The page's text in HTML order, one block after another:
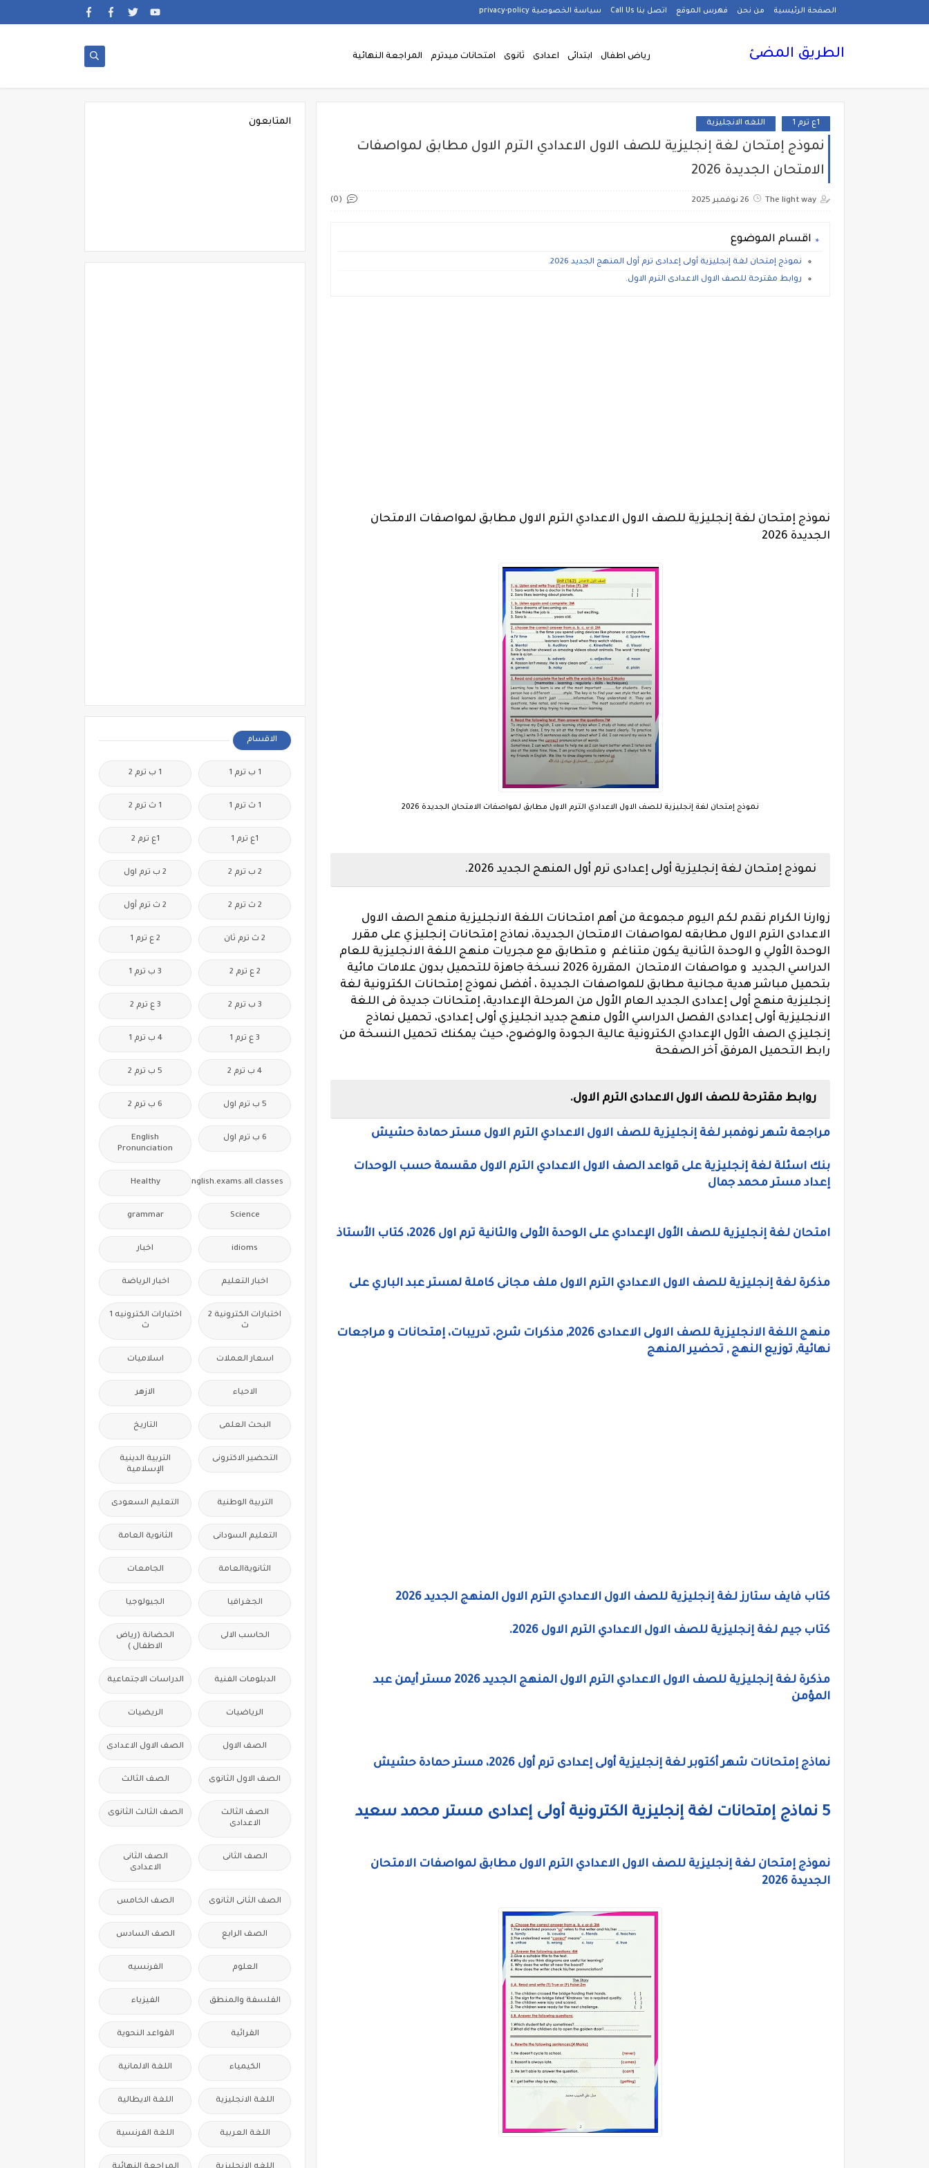
الصفحة الرئيسية من نحن فهرس الموقع اتصل بنا Call Us سياسة الخصوصية privacy-policy
الطريق المضئ رياض اطفال ابتدائى اعدادى ثانوى امتحانات ميدترم المراجعة النهائية
1ع ترم 1 اللغه الانجليزية
نموذج إمتحان لغة إنجليزية للصف الاول الاعدادي الترم الاول مطابق لمواصفات
الامتحان الجديدة 2026
The light way 26 نوفمبر 2025 (0)
اقسام الموضوع
نموذج إمتحان لغة إنجليزية أولى إعدادى ترم أول المنهج الجديد 2026.
روابط مقترحة للصف الاول الاعدادى الترم الاول.
نموذج إمتحان لغة إنجليزية للصف الاول الاعدادي الترم الاول مطابق لمواصفات الامتحان
الجديدة 2026
نموذج إمتحان لغة إنجليزية للصف الاول الاعدادي الترم الاول مطابق لمواصفات الامتحان الجديدة 2026
نموذج إمتحان لغة إنجليزية أولى إعدادى ترم أول المنهج الجديد 2026.
زوارنا الكرام نقدم لكم اليوم مجموعة من أهم امتحانات اللغة الانجليزية منهج الصف الاول
الاعدادى الترم الاول مطابقه لمواصفات الامتحان الجديدة، نماذج إمتحانات إنجليزي على مقرر
الوحدة الأولي و الوحدة الثانية يكون متناغم و متطابق مع مجريات منهج اللغة الانجليزية للعام
الدراسي الجديد و مواصفات الامتحان المقررة 2026 نسخة جاهزة للتحميل بدون علامات مائية
بتحميل مباشر هدية مجانية مطابق للمواصفات الجديدة ، أفضل نموذج إمتحانات الكترونية لغة
إنجليزية منهج أولى إعدادى الجديد العام الأول من المرحلة الإعدادية، إمتحانات جديدة فى اللغة
الانجليزية أولى إعدادى الفصل الدراسي الأول منهج جديد انجليزي أولى إعدادى، تحميل نماذج
إنجليزي الصف الأول الإعدادي الكترونية عالية الجودة والوضوح، حيث يمكنك تحميل النسخة من
رابط التحميل المرفق آخر الصفحة
روابط مقترحة للصف الاول الاعدادى الترم الاول.
مراجعة شهر نوفمبر لغة إنجليزية للصف الاول الاعدادي الترم الاول مستر حمادة حشيش
بنك اسئلة لغة إنجليزية على قواعد الصف الاول الاعدادي الترم الاول مقسمة حسب الوحدات
إعداد مستر محمد جمال
امتحان لغة إنجليزية للصف الأول الإعدادي على الوحدة الأولى والثانية ترم اول 2026، كتاب الأستاذ
مذكرة لغة إنجليزية للصف الاول الاعدادي الترم الاول ملف مجانى كاملة لمستر عبد الباري على
منهج اللغة الانجليزية للصف الاولى الاعدادى 2026, مذكرات شرح، تدريبات، إمتحانات و مراجعات
نهائية, توزيع النهج , تحضير المنهج
كتاب فايف ستارز لغة إنجليزية للصف الاول الاعدادي الترم الاول المنهج الجديد 2026
كتاب جيم لغة إنجليزية للصف الاول الاعدادي الترم الاول 2026.
مذكرة لغة إنجليزية للصف الاول الاعدادي الترم الاول المنهج الجديد 2026 مستر أيمن عبد
المؤمن
نماذج إمتحانات شهر أكتوبر لغة إنجليزية أولى إعدادى ترم أول 2026، مستر حمادة حشيش
5 نماذج إمتحانات لغة إنجليزية الكترونية أولى إعدادى مستر محمد سعيد
نموذج إمتحان لغة إنجليزية للصف الاول الاعدادي الترم الاول مطابق لمواصفات الامتحان
الجديدة 2026
المتابعون
الاقسام
1 ب ترم 1 1 ب ترم 2
1 ث ترم 1 1 ث ترم 2
1ع ترم 1 1ع ترم 2
2 ب ترم 2 2 ب ترم اول
2 ث ترم 2 2 ث ترم أول
2 ث ترم ثان 2 ع ترم 1
2 ع ترم 2 3 ب ترم 1
3 ب ترم 2 3 ع ترم 2
3 ع ترم 1 4 ب ترم 1
4 ب ترم 2 5 ب ترم 2
5 ب ترم اول 6 ب ترم 2
6 ب ترم اول
English
Pronunciation
Free.English.exams.all.classes
Healthy
Science
grammar
idioms اخبار
اخبار التعليم اخبار الرياضة
اختبارات الكترونية 2
ث
اختبارات الكترونيه 1
ث
اسعار العملات اسلاميات
الاحياء الازهر
البحث العلمى التاريخ
التحضير الاكترونى
التربية الدينية
الإسلامية
التربية الوطنية التعليم السعودى
التعليم السودانى الثانوية العامة
الثانويةالعامة الجامعات
الجغرافيا الجيولوجيا
الحاسب الالى
الحضانة (رياض
الاطفال )
الدبلومات الفنية الدراسات الاجتماعية
الرياضيات الريضيات
الصف الاول الصف الاول الاعدادى
الصف الاول الثانوى الصف الثالث
الصف الثالث
الاعدادى
الصف الثالث الثانوى
الصف الثانى
الصف الثانى
الاعدادى
الصف الثانى الثانوى الصف الخامس
الصف الرابع الصف السادس
العلوم الفرنسيه
الفلسفة والمنطق الفيزياء
القرائية القواعد النحوية
الكيمياء اللغة الالمانية
اللغة الانجليزية اللغة الايطالية
اللغة العربية اللغة الفرنسية